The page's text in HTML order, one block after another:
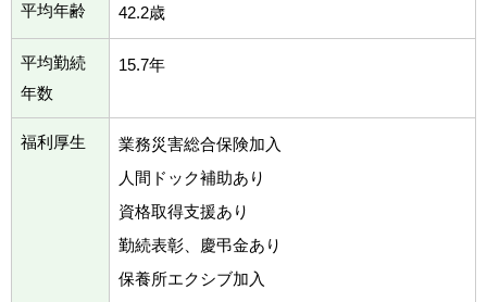
平均年齢 42.2歳
平均勤続
年数
15.7年
福利厚生
業務災害総合保険加入
人間ドック補助あり
資格取得支援あり
勤続表彰、慶弔金あり
保養所エクシブ加入